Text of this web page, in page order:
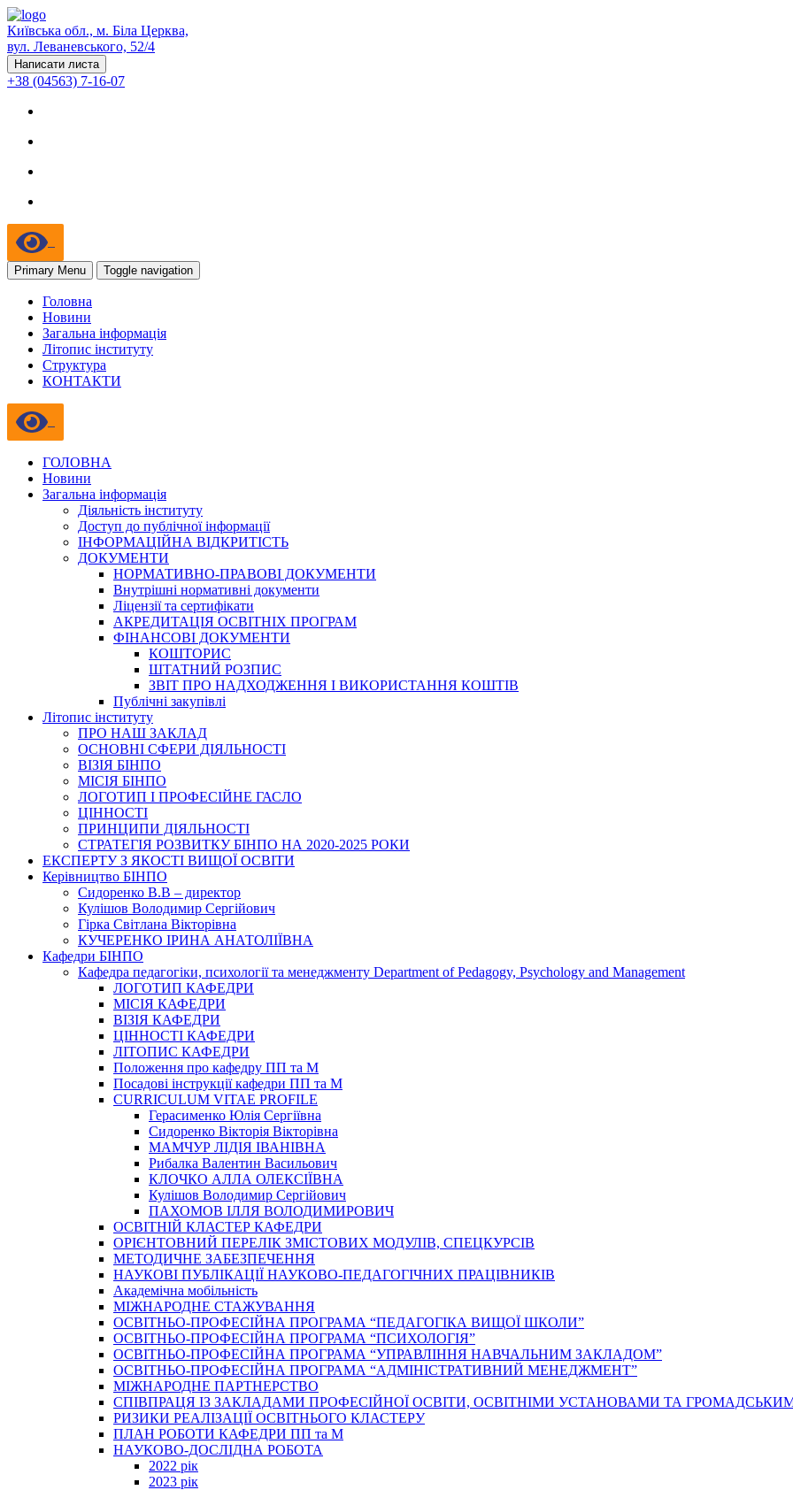
Київська обл., м. Біла Церква,
вул. Леваневського, 52/4
Написати листа
+38 (04563) 7-16-07
Primary Menu Toggle navigation
Головна
Новини
Загальна інформація
Літопис інституту
Структура
КОНТАКТИ
ГОЛОВНА
Новини
Загальна інформація
Діяльність інституту
Доступ до публічної інформації
ІНФОРМАЦІЙНА ВІДКРИТІСТЬ
ДОКУМЕНТИ
НОРМАТИВНО-ПРАВОВІ ДОКУМЕНТИ
Внутрішні нормативні документи
Ліцензії та сертифікати
АКРЕДИТАЦІЯ ОСВІТНІХ ПРОГРАМ
ФІНАНСОВІ ДОКУМЕНТИ
КОШТОРИС
ШТАТНИЙ РОЗПИС
ЗВІТ ПРО НАДХОДЖЕННЯ І ВИКОРИСТАННЯ КОШТІВ
Публічні закупівлі
Літопис інституту
ПРО НАШ ЗАКЛАД
ОСНОВНІ СФЕРИ ДІЯЛЬНОСТІ
ВІЗІЯ БІНПО
МІСІЯ БІНПО
ЛОГОТИП І ПРОФЕСІЙНЕ ГАСЛО
ЦІННОСТІ
ПРИНЦИПИ ДІЯЛЬНОСТІ
СТРАТЕГІЯ РОЗВИТКУ БІНПО НА 2020-2025 РОКИ
ЕКСПЕРТУ З ЯКОСТІ ВИЩОЇ ОСВІТИ
Керівництво БІНПО
Сидоренко В.В – директор
Кулішов Володимир Сергійович
Гірка Світлана Вікторівна
КУЧЕРЕНКО ІРИНА АНАТОЛІЇВНА
Кафедри БІНПО
Кафедра педагогіки, психології та менеджменту Department of Pedagogy, Psychology and Management
ЛОГОТИП КАФЕДРИ
МІСІЯ КАФЕДРИ
ВІЗІЯ КАФЕДРИ
ЦІННОСТІ КАФЕДРИ
ЛІТОПИС КАФЕДРИ
Положення про кафедру ПП та М
Посадові інструкції кафедри ПП та М
CURRICULUM VITAE PROFILE
Герасименко Юлія Сергіївна
Сидоренко Вікторія Вікторівна
МАМЧУР ЛІДІЯ ІВАНІВНА
Рибалка Валентин Васильович
КЛОЧКО АЛЛА ОЛЕКСІЇВНА
Кулішов Володимир Сергійович
ПАХОМОВ ІЛЛЯ ВОЛОДИМИРОВИЧ
ОСВІТНІЙ КЛАСТЕР КАФЕДРИ
ОРІЄНТОВНИЙ ПЕРЕЛІК ЗМІСТОВИХ МОДУЛІВ, СПЕЦКУРСІВ
МЕТОДИЧНЕ ЗАБЕЗПЕЧЕННЯ
НАУКОВІ ПУБЛІКАЦІЇ НАУКОВО-ПЕДАГОГІЧНИХ ПРАЦІВНИКІВ
Академічна мобільність
МІЖНАРОДНЕ СТАЖУВАННЯ
ОСВІТНЬО-ПРОФЕСІЙНА ПРОГРАМА “ПЕДАГОГІКА ВИЩОЇ ШКОЛИ”
ОСВІТНЬО-ПРОФЕСІЙНА ПРОГРАМА “ПСИХОЛОГІЯ”
ОСВІТНЬО-ПРОФЕСІЙНА ПРОГРАМА “УПРАВЛІННЯ НАВЧАЛЬНИМ ЗАКЛАДОМ”
ОСВІТНЬО-ПРОФЕСІЙНА ПРОГРАМА “АДМІНІСТРАТИВНИЙ МЕНЕДЖМЕНТ”
МІЖНАРОДНЕ ПАРТНЕРСТВО
СПІВПРАЦЯ ІЗ ЗАКЛАДАМИ ПРОФЕСІЙНОЇ ОСВІТИ, ОСВІТНІМИ УСТАНОВАМИ ТА
РИЗИКИ РЕАЛІЗАЦІЇ ОСВІТНЬОГО КЛАСТЕРУ
ПЛАН РОБОТИ КАФЕДРИ ПП та М
НАУКОВО-ДОСЛІДНА РОБОТА
2022 рік
2023 рік